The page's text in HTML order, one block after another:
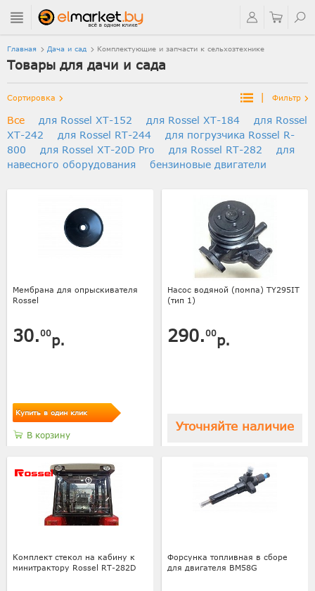
Главная Дача и сад Комплектующие и запчасти к сельхозтехнике
Товары для дачи и сада
Сортировка | Фильтр
Все для Rossel XT-152 для Rossel XT-184
для Rossel
XT-242
для Rossel RT-244
для погрузчика Rossel R-
800
для Rossel XT-20D Pro для Rossel RT-282
для
навесного оборудования
бензиновые двигатели
Мембрана для опрыскивателя
Rossel
30.00р.
Купить в один клик
В корзину
Насос водяной (помпа) TY295IT
(тип 1)
290.00р.
Уточняйте наличие
Комплект стекол на кабину к
минитрактору Rossel RT-282D
Форсунка топливная в сборе
для двигателя BM58G